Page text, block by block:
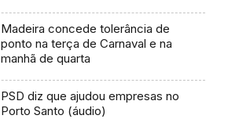
Madeira concede tolerância de
ponto na terça de Carnaval e na
manhã de quarta
PSD diz que ajudou empresas no
Porto Santo (áudio)